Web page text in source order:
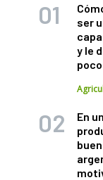
ser
y le
En